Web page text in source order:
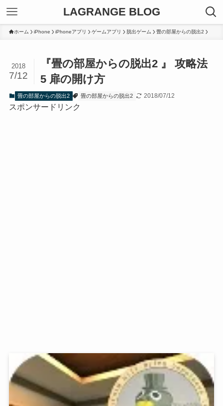
LAGRANGE BLOG
ホーム iPhone iPhoneアプリ ゲームアプリ 脱出ゲーム 畳の部屋からの脱出2
『畳の部屋からの脱出2 』 攻略法
5 扉の開け方
2018
7/12
畳の部屋からの脱出2 畳の部屋からの脱出2 2018/07/12
スポンサードリンク